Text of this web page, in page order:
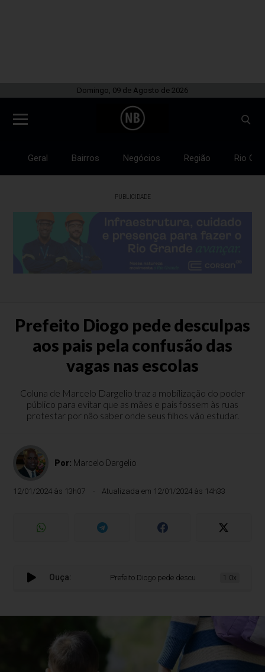
Domingo, 09 de Agosto de 2026
Geral Bairros Negócios Região Rio
PUBLICIDADE
Prefeito Diogo pede desculpas
aos pais pela confusão das
vagas nas escolas
Coluna de Marcelo Dargelio traz a mobilização do poder
público para evitar que as mães e pais fossem às ruas
protestar por não saber onde seus filhos vão estudar.
Por: Marcelo Dargelio
12/01/2024 às 13h07 Atualizada em 12/01/2024 às 14h33
Ouça: Prefeito Diogo pede desculpas aos pais pela
1.0x